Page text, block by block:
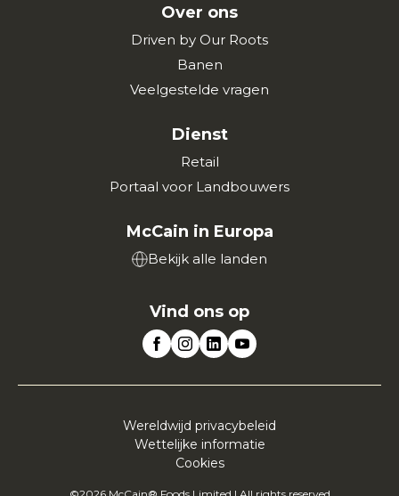
Over ons
Driven by Our Roots
Banen
Veelgestelde vragen
Dienst
Retail
Portaal voor Landbouwers
McCain in Europa
Bekijk alle landen
Vind ons op
Wereldwijd privacybeleid
Wettelijke informatie
Cookies